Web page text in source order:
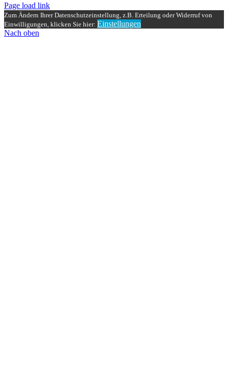
Page load link
Zum Ändern Ihrer Datenschutzeinstellung, z.B. Erteilung oder Widerruf von
Einwilligungen, klicken Sie hier: Einstellungen
Nach oben